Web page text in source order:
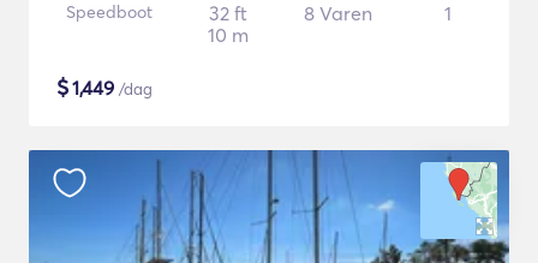
Speedboot
32 ft
10 m
8 Varen 1
$1,449 /dag